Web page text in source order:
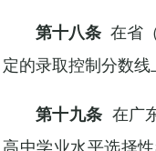
第十八条 在省
定的录取控制分数
第十九条 在广
高中学业水平选择